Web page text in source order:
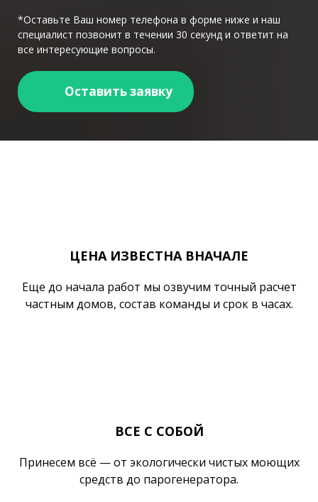
*Оставьте Ваш номер телефона в форме ниже и наш
специалист позвонит в течении 30 секунд и ответит на
все интересующие вопросы.
Оставить заявку
ЦЕНА ИЗВЕСТНА ВНАЧАЛЕ
Еще до начала работ мы озвучим точный расчет
частным домов, состав команды и срок в часах.
ВСЕ С СОБОЙ
Принесем всё — от экологически чистых моющих
средств до парогенератора.